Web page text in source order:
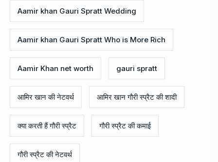
Aamir khan Gauri Spratt Wedding
Aamir khan Gauri Spratt Who is More Rich
Aamir Khan net worth gauri spratt
आमिर खान की नेटवर्थ आमिर खान गौरी स्प्रैट की शादी
क्या करती हैं गौरी स्प्रैट गौरी स्प्रैट की कमाई
गौरी स्प्रैट की नेटवर्थ